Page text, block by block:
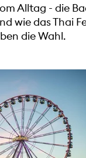
Alltag - die
wie das Thai
die Wahl.